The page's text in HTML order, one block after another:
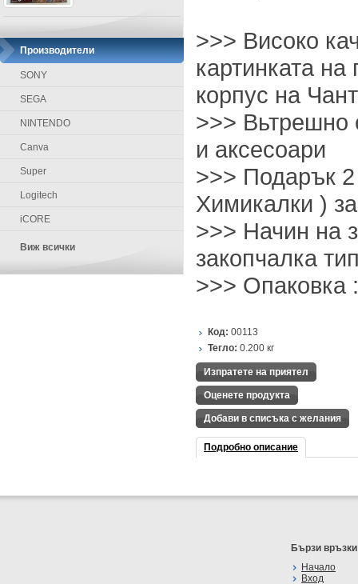
Производители
SONY
SEGA
NINTENDO
Canva
Super
Logitech
iCORE
Виж всички
>>> Високо
картинката
корпус на
>>> Вьтрешно
и аксесоари
>>> Подарък
Химикалки )
>>> Начин на
закопчалка
>>> Опаковка
Код: 00113
Тегло: 0.200 кг
Изпратете на приятел
Оценете продукта
Добави в списъка с желания
Подробно описание
Бързи връзки
Начало
Вход